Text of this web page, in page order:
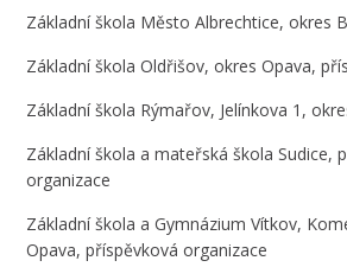
Základní škola Město Albrechtice, okres
Základní škola Oldřišov, okres Opava,
Základní škola Rýmařov, Jelínkova 1,
Základní škola a mateřská škola Sudice,
organizace
Základní škola a Gymnázium Vítkov,
Opava, příspěvková organizace